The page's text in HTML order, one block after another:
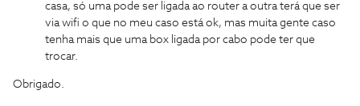
casa, só uma pode ser ligada ao router a outra terá que ser
via wifi o que no meu caso está ok, mas muita gente caso
tenha mais que uma box ligada por cabo pode ter que
trocar.
Obrigado.